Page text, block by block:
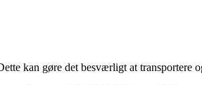
kan gøre det besværligt at transportere